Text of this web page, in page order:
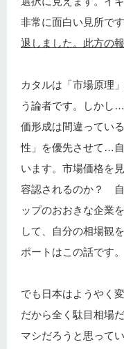
非常に面白い見所です
退しました。此方の報
カタルは「市場原理
う論者です。しかし
価形成は間違ってい
性」を優先させて…
います。市場価格を
容認されるのか？ 自
ップのおおきな企業
して、自分の相場観
ポートはこの話です。
でも日本はようやく
だから全く駄目相場
マシだろうと思って